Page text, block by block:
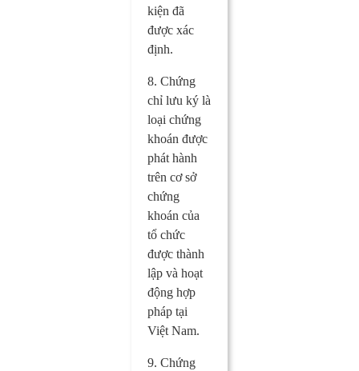
kiện đã
được xác
định.
8. Chứng
chỉ lưu ký là
loại chứng
khoán được
phát hành
trên cơ sở
chứng
khoán của
tổ chức
được thành
lập và hoạt
động hợp
pháp tại
Việt Nam.
9. Chứng